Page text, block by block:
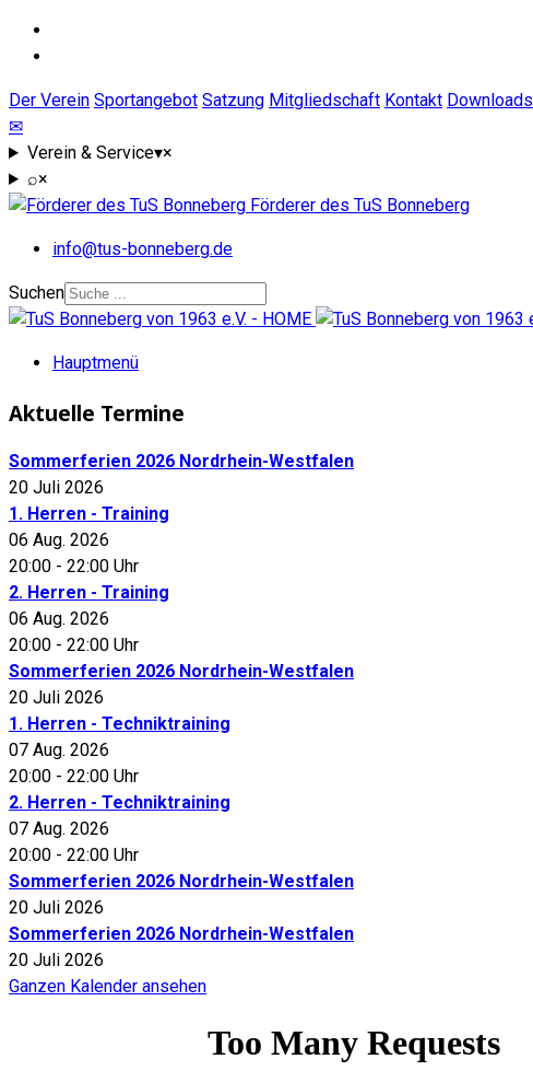
Der Verein Sportangebot Satzung Mitgliedschaft Kontakt Downloads
✉
Verein & Service▾×
⌕×
Förderer des TuS Bonneberg
info@tus-bonneberg.de
Suchen
Hauptmenü
Aktuelle Termine
Sommerferien 2026 Nordrhein-Westfalen
20 Juli 2026
1. Herren - Training
06 Aug. 2026
20:00 - 22:00 Uhr
2. Herren - Training
06 Aug. 2026
20:00 - 22:00 Uhr
Sommerferien 2026 Nordrhein-Westfalen
20 Juli 2026
1. Herren - Techniktraining
07 Aug. 2026
20:00 - 22:00 Uhr
2. Herren - Techniktraining
07 Aug. 2026
20:00 - 22:00 Uhr
Sommerferien 2026 Nordrhein-Westfalen
20 Juli 2026
Sommerferien 2026 Nordrhein-Westfalen
20 Juli 2026
Ganzen Kalender ansehen